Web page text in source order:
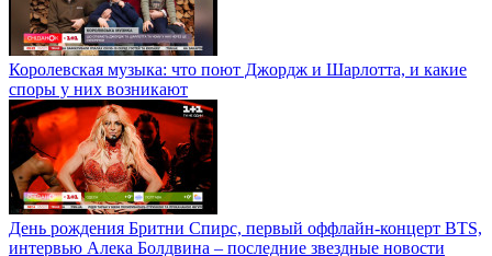
Королевская музыка: что поют Джордж и Шарлотта, и какие
споры у них возникают
День рождения Бритни Спирс, первый оффлайн-концерт BTS,
интервью Алека Болдвина – последние звездные новости